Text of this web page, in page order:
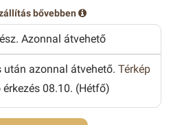
bővebben
Azonnal átvehető
után azonnal átvehető. Térkép
08.10. (Hétfő)